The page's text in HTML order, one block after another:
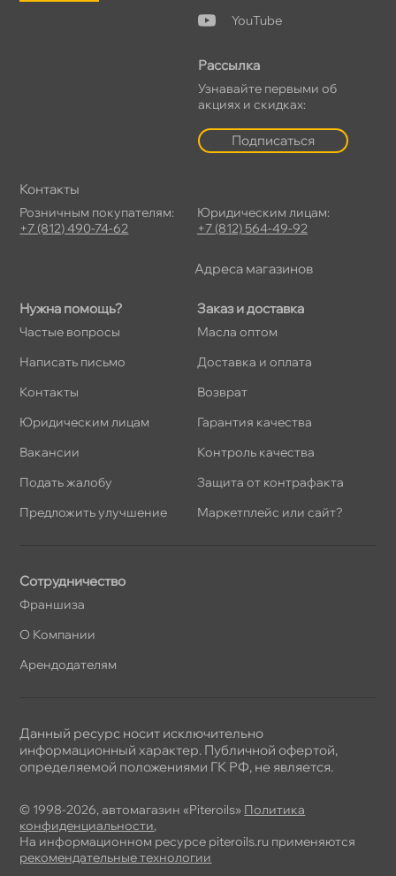
Нужна помощь?
Частые вопросы
Написать письмо
Контакты
Юридическим лицам
акансии
Подать жалобу
Предложить улучшение
Заказ и доставка
Масла оптом
Доставка и оплата
озврат
Гарантия качества
Контроль качества
Защита от контрафакта
Маркетплейс или сайт?
YouTube
Рассылка
Узнавайте первыми о
акциях и скидках:
Подписаться
Сотрудничество
Франшиза
О Компании
Арендодателям
Контакты
Розничным покупателям:
+7 (812) 490-74-62
Юридическим лицам:
+7 (812) 564-49-92
Адреса магазино
© 1998-2026, автомагазин «Piteroils» Политика
конфиденциальности,
На информационном ресурсе piteroils.ru применяются
рекомендательные технологии
Данный ресурс носит исключительно
информационный характер. Публичной офертой,
определяемой положениями ГК РФ, не является.